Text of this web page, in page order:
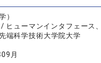
）
ヒューマンインタフェース
端科学技術大学院大学
月